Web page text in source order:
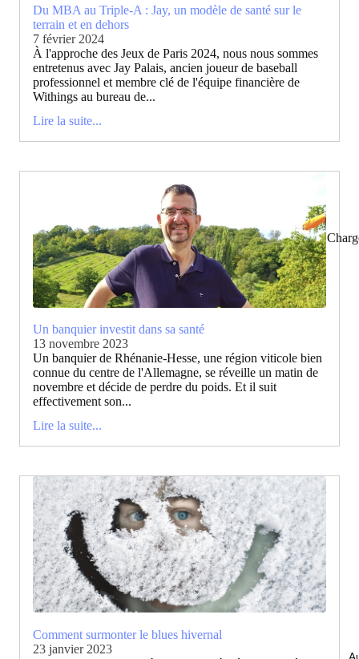
Du MBA au Triple-A : Jay, un modèle de santé sur le
terrain et en dehors
7 février 2024
À l'approche des Jeux de Paris 2024, nous nous sommes
entretenus avec Jay Palais, ancien joueur de baseball
professionnel et membre clé de l'équipe financière de
Withings au bureau de...
Lire la suite...
Un banquier investit dans sa santé
13 novembre 2023
Un banquier de Rhénanie-Hesse, une région viticole bien
connue du centre de l'Allemagne, se réveille un matin de
novembre et décide de perdre du poids. Et il suit
effectivement son...
Lire la suite...
Comment surmonter le blues hivernal
23 janvier 2023